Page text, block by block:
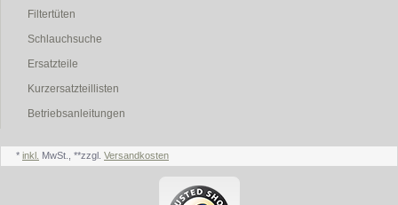
Filtertüten
Schlauchsuche
Ersatzteile
Kurzersatzteillisten
Betriebsanleitungen
* inkl. MwSt., **zzgl. Versandkosten